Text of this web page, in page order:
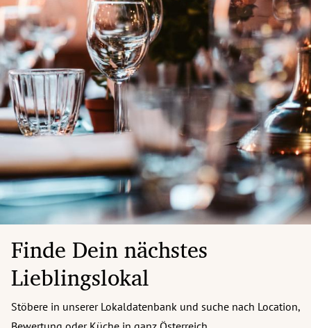
Finde Dein nächstes
Lieblingslokal
Stöbere in unserer Lokaldatenbank und suche nach Location,